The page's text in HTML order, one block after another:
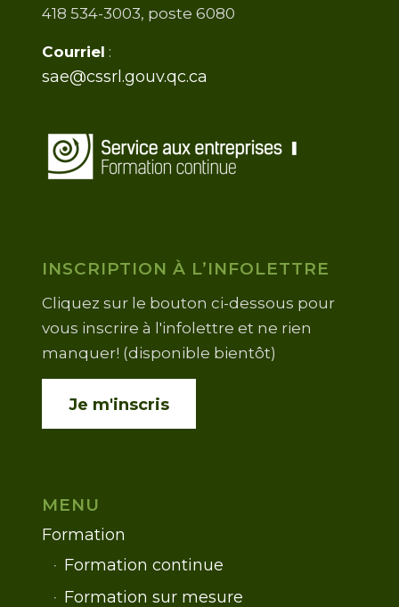
418 534-3003, poste 6080
Courriel :
sae@cssrl.gouv.qc.ca
INSCRIPTION À L’INFOLETTRE
Cliquez sur le bouton ci-dessous pour
vous inscrire à l'infolettre et ne rien
manquer! (disponible bientôt)
Je m'inscris
MENU
Formation
Formation continue
Formation sur mesure